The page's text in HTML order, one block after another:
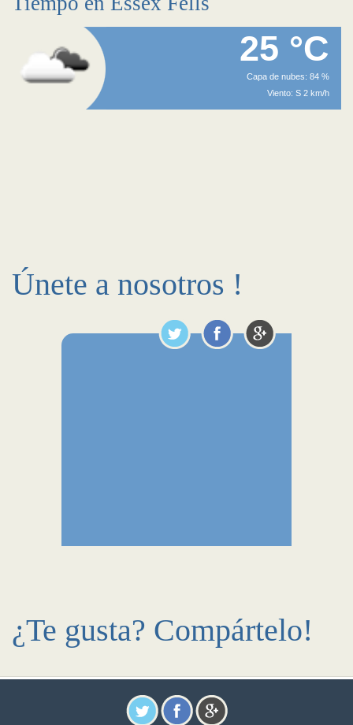
25 °C
Capa de nubes: 84 %
Viento: S 2 km/h
Únete a nosotros !
¿Te gusta? Compártelo!